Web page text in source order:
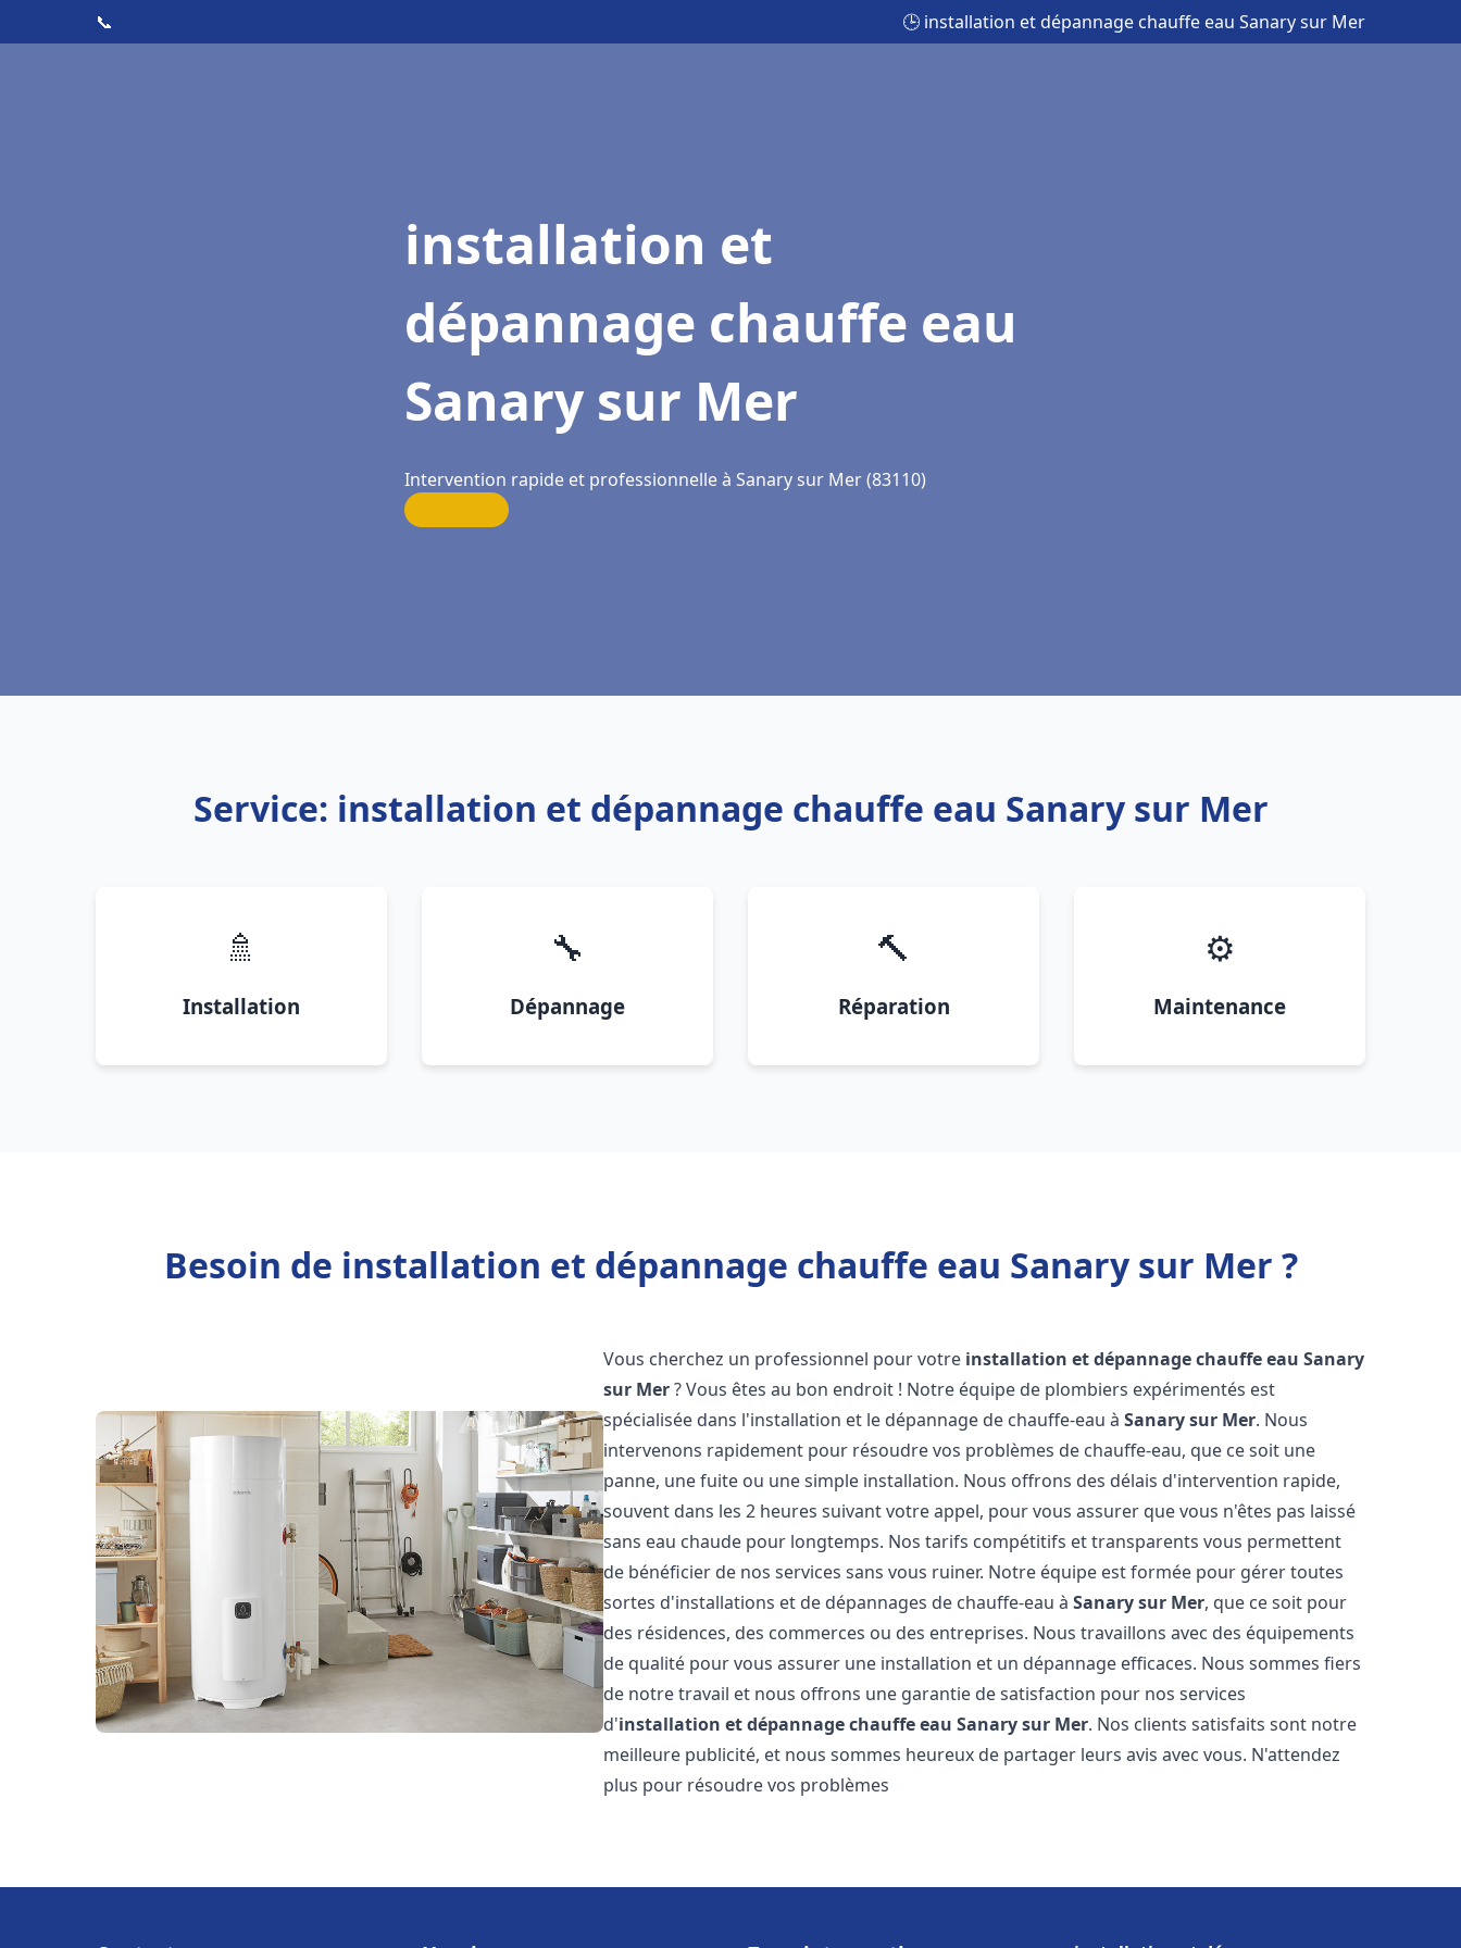
📞 🕒 installation et dépannage chauffe eau Sanary sur Mer
installation et
dépannage chauffe eau
Sanary sur Mer
Intervention rapide et professionnelle à Sanary sur Mer (83110)
Service: installation et dépannage chauffe eau Sanary sur Mer
🚿
Installation
🔧
Dépannage
🔨
Réparation
⚙️
Maintenance
Besoin de installation et dépannage chauffe eau Sanary sur Mer ?
Vous cherchez un professionnel pour votre installation et dépannage chauffe eau Sanary
sur Mer? Vous êtes au bon endroit ! Notre équipe de plombiers expérimentés est
spécialisée dans l'installation et le dépannage de chauffe-eau àSanary sur Mer. Nous
intervenons rapidement pour résoudre vos problèmes de chauffe-eau, que ce soit une
panne, une fuite ou une simple installation. Nous offrons des délais d'intervention rapide,
souvent dans les 2 heures suivant votre appel, pour vous assurer que vous n'êtes pas laissé
sans eau chaude pour longtemps. Nos tarifs compétitifs et transparents vous permettent
de bénéficier de nos services sans vous ruiner. Notre équipe est formée pour gérer toutes
sortes d'installations et de dépannages de chauffe-eau àSanary sur Mer, que ce soit pour
des résidences, des commerces ou des entreprises. Nous travaillons avec des équipements
de qualité pour vous assurer une installation et un dépannage efficaces. Nous sommes fiers
de notre travail et nous offrons une garantie de satisfaction pour nos services
d'installation et dépannage chauffe eau Sanary sur Mer. Nos clients satisfaits sont notre
meilleure publicité, et nous sommes heureux de partager leurs avis avec vous. N'attendez
plus pour résoudre vos problèmes